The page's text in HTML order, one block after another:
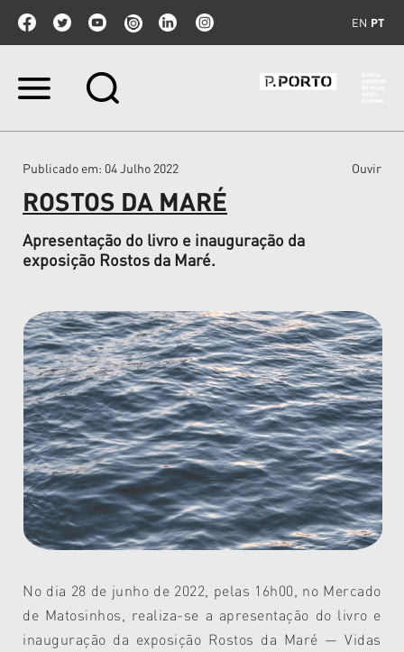
EN PT
Ir
Ir
navegação
Publicado em: 04 Julho 2022 Ouvir
ROSTOS DA MARÉ
Apresentação do livro e inauguração da
exposição Rostos da Maré.
No dia 28 de junho de 2022, pelas 16h00, no Mercado
de Matosinhos, realiza-se a apresentação do livro e
inauguração da exposição Rostos da Maré — Vidas